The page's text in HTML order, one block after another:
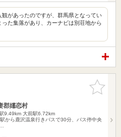
があったのですが、群馬県となってい
った集落があり、カーナビは別荘地から
お気に入
りに追加
郡嬬恋村
9.49km 大前駅6.72km
から鹿沢温泉行きバスで30分、バス停中央